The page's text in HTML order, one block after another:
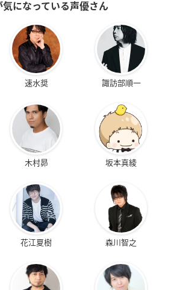
気になっている声優さん
速水奨 諏訪部順一
木村昴 坂本真綾
花江夏樹 森川智之